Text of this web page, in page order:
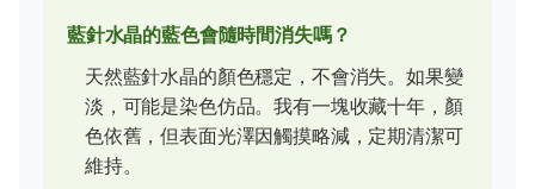
藍針水晶的藍色會隨時間消失嗎？
天然藍針水晶的顏色穩定，不會消失。如果變
淡，可能是染色仿品。我有一塊收藏十年，顏
色依舊，但表面光澤因觸摸略減，定期清潔可
維持。